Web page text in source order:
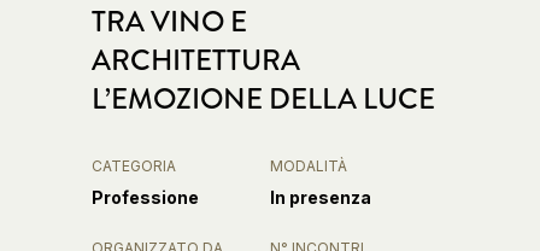
TRA VINO E
ARCHITETTURA
L’EMOZIONE DELLA LUCE
CATEGORIA
Professione
MODALITÀ
In presenza